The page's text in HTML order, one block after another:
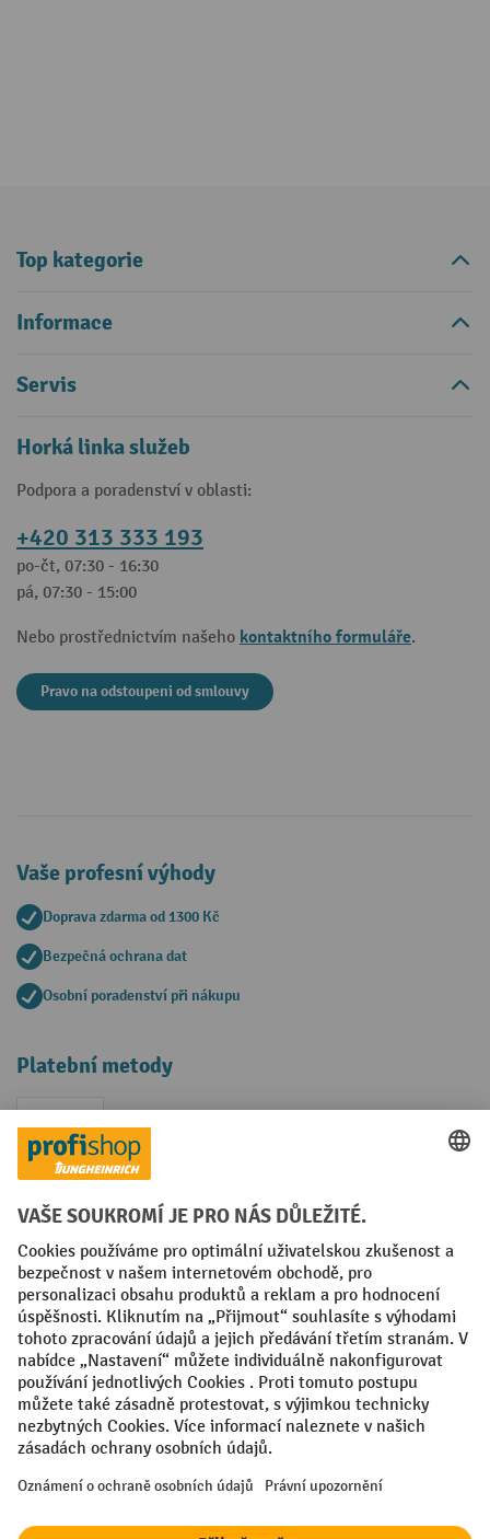
Top kategorie
Informace
Servis
Horká linka služeb
Podpora a poradenství v oblasti:
+420 313 333 193
po-čt, 07:30 - 16:30
pá, 07:30 - 15:00
Nebo prostřednictvím našeho kontaktního formuláře.
Pravo na odstoupeni od smlouvy
Vaše profesní výhody
Doprava zdarma od 1300 Kč
Bezpečná ochrana dat
Osobní poradenství při nákupu
Platební metody
Faktura
Sociální sítě
Facebook
YouTubeLinkedIn
VODP Otisk
Prohlášení o ochraně osobních údajů
Nastavení ochrany osobních údajů
All prices excl. VAT plusshipping costsand possible delivery charges,